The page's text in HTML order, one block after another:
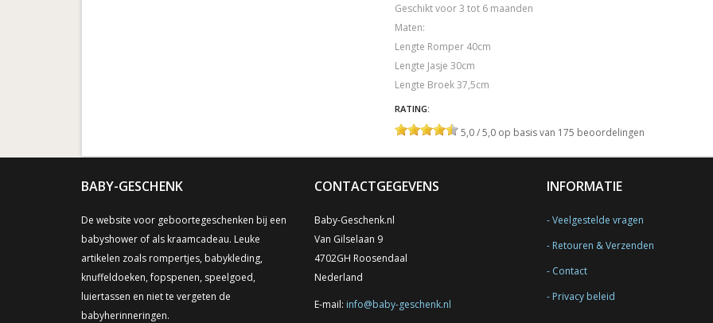
Geschikt voor 3 tot 6 maanden
Maten:
Lengte Romper 40cm
Lengte Jasje 30cm
Lengte Broek 37,5cm
RATING:
5,0 / 5,0 op basis van 175 beoordelingen
BABY-GESCHENK
De website voor geboortegeschenken bij een
babyshower of als kraamcadeau. Leuke
artikelen zoals rompertjes, babykleding,
knuffeldoeken, fopspenen, speelgoed,
luiertassen en niet te vergeten de
babyherinneringen.
CONTACTGEGEVENS
Baby-Geschenk.nl
Van Gilselaan 9
4702GH Roosendaal
Nederland
E-mail: info@baby-geschenk.nl
INFORMATIE
Veelgestelde vragen
Retouren & Verzenden
Contact
Privacy beleid